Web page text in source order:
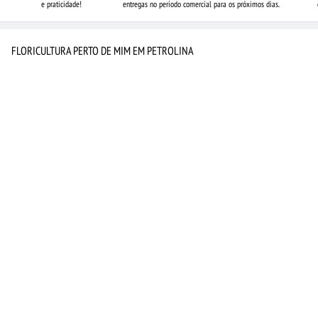
e praticidade!
entregas no período comercial para os próximos dias.
FLORICULTURA PERTO DE MIM EM PETROLINA